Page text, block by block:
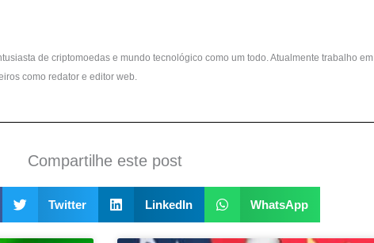
de criptomoedas e mundo tecnológico como um todo. Atualmente trabalho em
como redator e editor web.
Compartilhe este post
Twitter LinkedIn WhatsApp